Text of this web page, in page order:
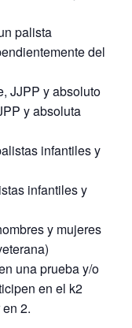
palista
del
JJPP y absoluto
y absoluta
infantiles y
infantiles y
y mujeres
una prueba y/o
en el k2
2.